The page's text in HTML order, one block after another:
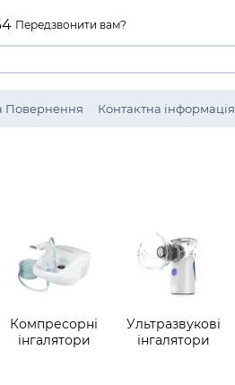
Передзвонити вам?
Повернення Контактна інформація
Компресорні
інгалятори
Ультразвукові
інгалятори